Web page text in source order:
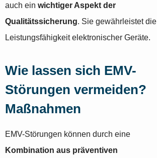
auch ein wichtiger Aspekt der
Qualitätssicherung. Sie gewährleistet die
Leistungsfähigkeit elektronischer Geräte.
Wie lassen sich EMV-
Störungen vermeiden?
Maßnahmen
EMV-Störungen können durch eine
Kombination aus präventiven